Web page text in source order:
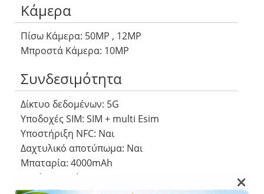
Κάμερα
Πίσω Κάμερα: 50MP , 12MP
Μπροστά Κάμερα: 10MP
Συνδεσιμότητα
Δίκτυο δεδομένων: 5G
Υποδοχές SIM: SIM + multi Esim
Υποστήριξη NFC: Ναι
Δαχτυλικό αποτύπωμα: Ναι
Μπαταρία: 4000mAh
Ταχύτητα Φόρτισης 25 W
×